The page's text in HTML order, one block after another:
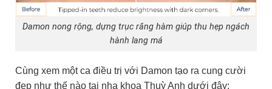
Damon nong rộng, dựng trục răng hàm giúp thu hẹp ngách
hành lang má
Cùng xem một ca điều trị với Damon tạo ra cung cười
đẹp như thế nào tại nha khoa Thuỳ Anh dưới đây: